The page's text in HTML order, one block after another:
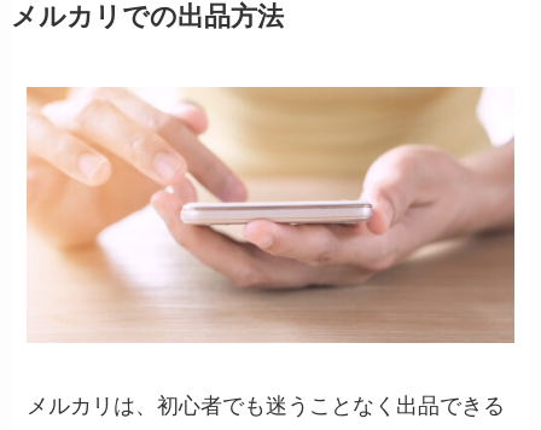
メルカリでの出品方法
メルカリは、初心者でも迷うことなく出品できる